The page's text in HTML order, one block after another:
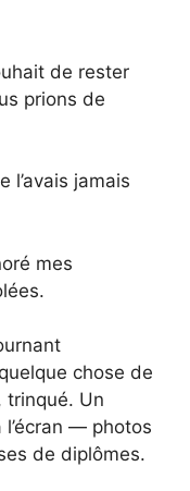
de rester
prions de
l’avais jamais
mes
chose de
trinqué. Un
l’écran — photos
de diplômes.